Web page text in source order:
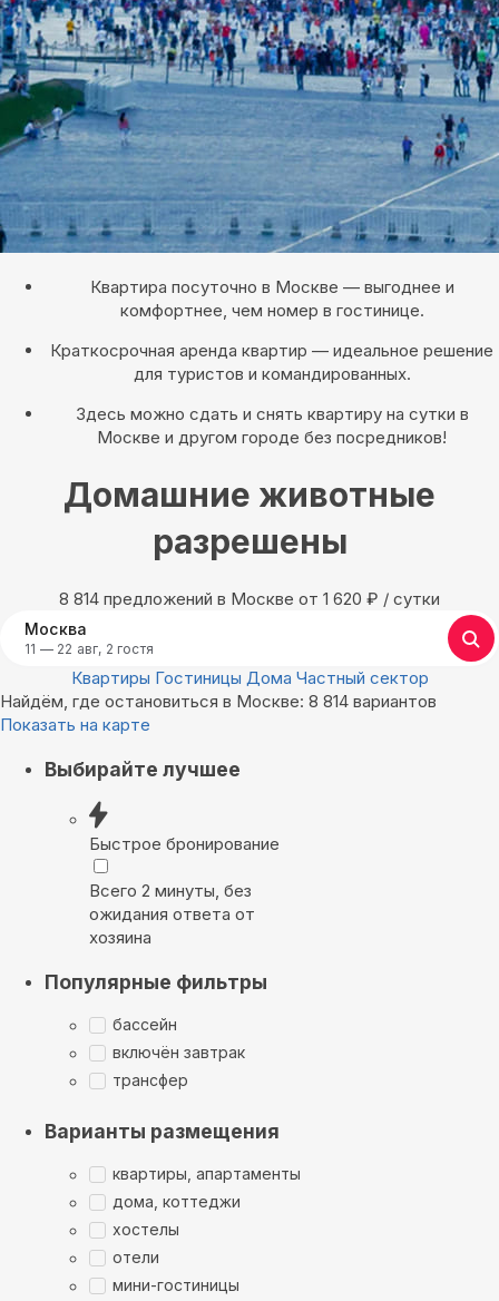
Квартира посуточно в Москве — выгоднее и
комфортнее, чем номер в гостинице.
Краткосрочная аренда квартир — идеальное решение
для туристов и командированных.
Здесь можно сдать и снять квартиру на сутки в
Москве и другом городе без посредников!
Домашние животные
разрешены
8 814 предложений в Москве oт 1 620 ₽ / сутки
Москва
11 — 22 авг, 2 гостя
Квартиры Гостиницы Дома Частный сектор
Найдём, где остановиться в Москве: 8 814 вариантов
Показать на карте
Выбирайте лучшее
Быстрое бронирование
Всего 2 минуты, без
ожидания ответа от
хозяина
Популярные фильтры
бассейн
включён завтрак
трансфер
Варианты размещения
квартиры, апартаменты
дома, коттеджи
хостелы
отели
мини-гостиницы